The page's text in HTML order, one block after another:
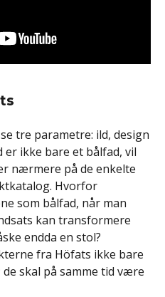
tre parametre: ild, design
ikke bare et bålfad, vil
nærmere på de enkelte
Hvorfor
som bålfad, når man
kan transformere
endda en stol?
fra Höfats ikke bare
skal på samme tid være